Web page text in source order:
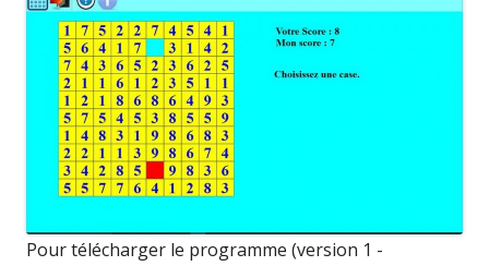
Pour télécharger le programme (version 1 -